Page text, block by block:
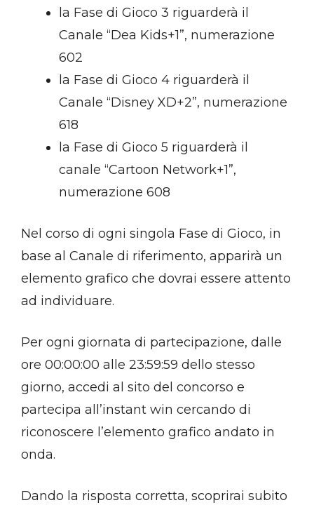
la Fase di Gioco 3 riguarderà il
Canale “Dea Kids+1”, numerazione
602
la Fase di Gioco 4 riguarderà il
Canale “Disney XD+2”, numerazione
618
la Fase di Gioco 5 riguarderà il
canale “Cartoon Network+1”,
numerazione 608
Nel corso di ogni singola Fase di Gioco, in
base al Canale di riferimento, apparirà un
elemento grafico che dovrai essere attento
ad individuare.
Per ogni giornata di partecipazione, dalle
ore 00:00:00 alle 23:59:59 dello stesso
giorno, accedi al sito del concorso e
partecipa all’instant win cercando di
riconoscere l’elemento grafico andato in
onda.
Dando la risposta corretta, scoprirai subito